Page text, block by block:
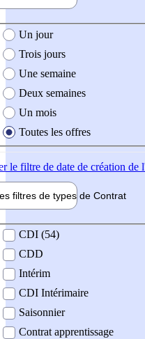
création de l'offre
Un jour
Trois jours
Une semaine
Deux semaines
Un mois
Toutes les offres
le filtre de date de création de
filtres de types de Contrat
contrat
CDI (54)
CDD
Intérim
CDI Intérimaire
Saisonnier
Contrat apprentissage